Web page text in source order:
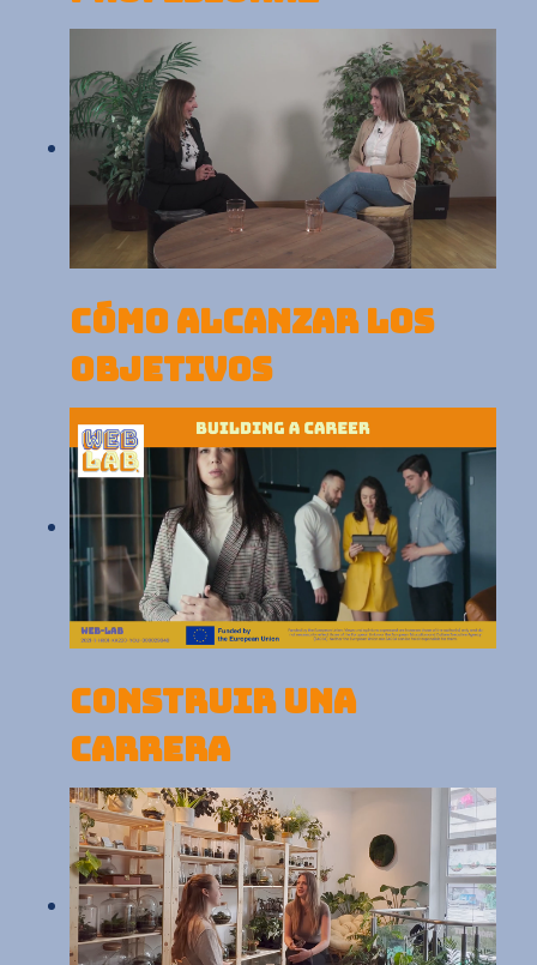
CÓMO ALCANZAR LOS
OBJETIVOS
CONSTRUIR UNA
CARRERA